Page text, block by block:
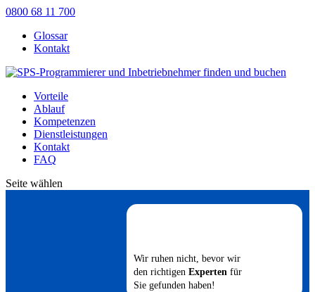
0800 68 11 700
Glossar
Kontakt
Vorteile
Ablauf
Kompetenzen
Dienstleistungen
Kontakt
FAQ
Seite wählen
Wir ruhen nicht, bevor wir
den richtigen Experten für
Sie gefunden haben!